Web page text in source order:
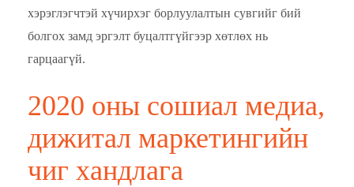
хэрэглэгчтэй хүчирхэг борлуулалтын сувгийг бий
болгох замд эргэлт буцалтгүйгээр хөтлөх нь
гарцаагүй.
2020 оны сошиал медиа,
дижитал маркетингийн
чиг хандлага